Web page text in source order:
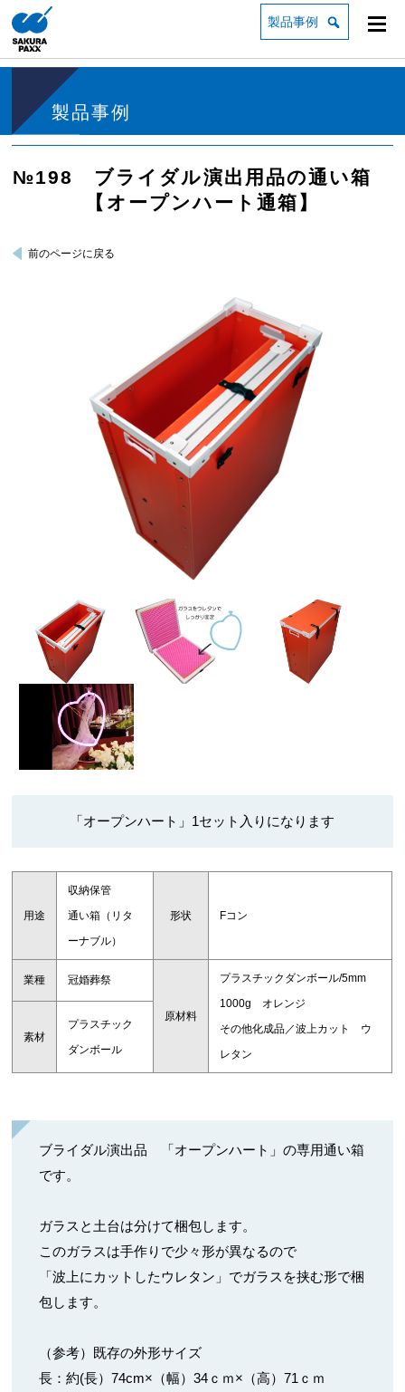
製品事例
製品事例
№198 ブライダル演出用品の通い箱
【オープンハート通箱】
前のページに戻る
「オープンハート」1セット入りになります
用途
収納保管
通い箱（リタ
ーナブル）
形状 Fコン
業種 冠婚葬祭
原材料
プラスチックダンボール/5mm
1000g オレンジ
その他化成品／波上カット ウ
レタン
素材
プラスチック
ダンボール
ブライダル演出品 「オープンハート」の専用通い箱
です。
ガラスと土台は分けて梱包します。
このガラスは手作りで少々形が異なるので
「波上にカットしたウレタン」でガラスを挟む形で梱
包します。
（参考）既存の外形サイズ
長：約(長）74cm×（幅）34ｃｍ×（高）71ｃｍ